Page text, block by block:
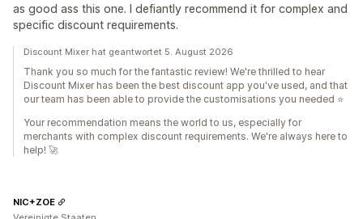
as good ass this one. I defiantly recommend it for complex and
specific discount requirements.
Discount Mixer hat geantwortet 5. August 2026
Thank you so much for the fantastic review! We're thrilled to hear
Discount Mixer has been the best discount app you've used, and that
our team has been able to provide the customisations you needed ⭐
Your recommendation means the world to us, especially for
merchants with complex discount requirements. We're always here to
help! 🚀
NIC+ZOE